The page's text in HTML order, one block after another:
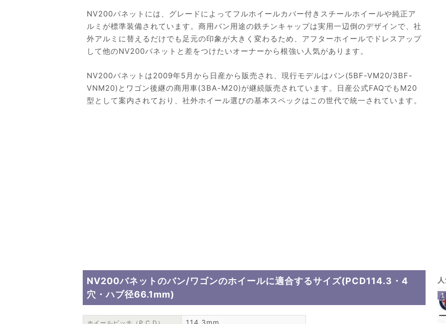
NV200バネットには、グレードによってフルホイールカバー付きスチールホイールや純正ア
ルミが標準装備されています。商用バン用途の鉄チンキャップは実用一辺倒のデザインで、社
外アルミに替えるだけでも足元の印象が大きく変わるため、アフターホイールでドレスアップ
して他のNV200バネットと差をつけたいオーナーから根強い人気があります。
NV200バネットは2009年5月から日産から販売され、現行モデルはバン(5BF-VM20/3BF-
VNM20)とワゴン後継の商用車(3BA-M20)が継続販売されています。日産公式FAQでもM20
型として案内されており、社外ホイール選びの基本スペックはこの世代で統一されています。
NV200バネットのバン/ワゴンのホイールに適合するサイズ(PCD114.3・4
穴・ハブ径66.1mm)
114.3mm